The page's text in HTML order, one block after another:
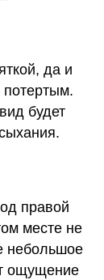
да и
потертым.
будет
правой
месте не
небольшое
ощущение